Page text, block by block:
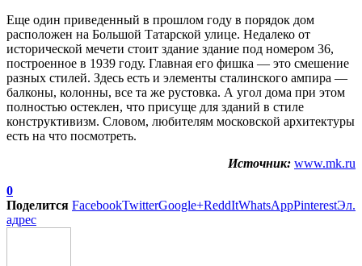
Еще один приведенный в прошлом году в порядок дом
расположен на Большой Татарской улице. Недалеко от
исторической мечети стоит здание здание под номером 36,
построенное в 1939 году. Главная его фишка — это смешение
разных стилей. Здесь есть и элементы сталинского ампира —
балконы, колонны, все та же рустовка. А угол дома при этом
полностью остеклен, что присуще для зданий в стиле
конструктивизм. Словом, любителям московской архитектуры
есть на что посмотреть.
Источник: www.mk.ru
0
Поделится FacebookTwitterGoogle+ReddItWhatsAppPinterestЭл.
адрес